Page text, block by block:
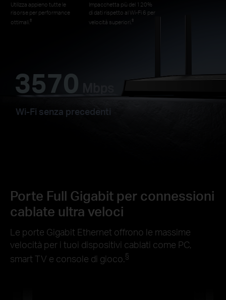
Utilizza appieno tutte le
risorse per performance
ottimali. ‡
Impacchetta più del 120%
di dati rispetto al Wi-Fi 6 per
velocità superiori. ‡
3570
Wi-Fi senza precedenti
Porte Full Gigabit per connessioni
cablate ultra veloci
Le porte Gigabit Ethernet offrono le massime
velocità per i tuoi dispositivi cablati come PC,
smart TV e console di gioco.§